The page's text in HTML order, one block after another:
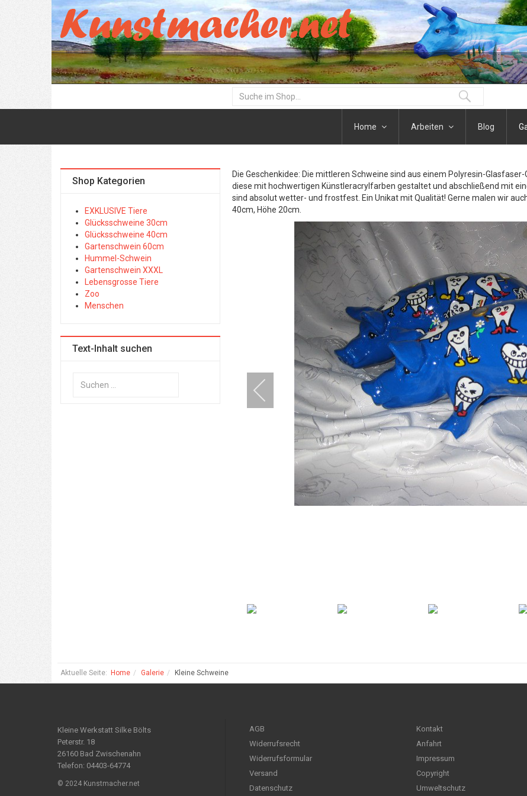
Home Arbeiten Blog
Die Geschenkidee: Die mittleren Schweine sind aus einem Polyresin-
diese mit hochwertigen Künstleracrylfarben gestaltet und abschließend mit
sind absolut wetter- und frostfest. Ein Unikat mit Qualität! Gerne malen wir
40cm, Höhe 20cm.
Shop Kategorien
EXKLUSIVE Tiere
Glücksschweine 30cm
Glücksschweine 40cm
Gartenschwein 60cm
Hummel-Schwein
Gartenschwein XXXL
Lebensgrosse Tiere
Zoo
Menschen
Text-Inhalt suchen
Aktuelle Seite: Home Galerie Kleine Schweine
Kleine Werkstatt Silke Bölts
Peterstr. 18
26160 Bad Zwischenahn
Telefon: 04403-64774
© 2024 Kunstmacher.net
AGB
Widerrufsrecht
Widerrufsformular
Versand
Datenschutz
Kontakt
Anfahrt
Impressum
Copyright
Umweltschutz